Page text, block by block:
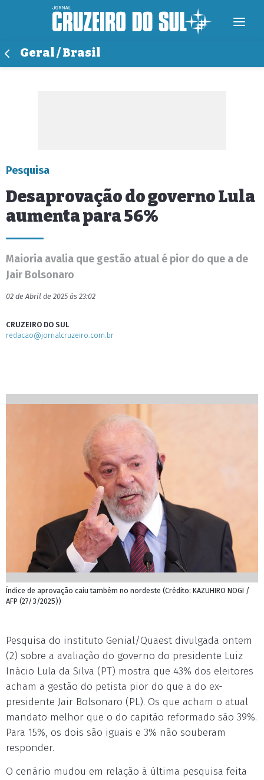
Geral / Brasil
Pesquisa
Desaprovação do governo Lula
aumenta para 56%
Maioria avalia que gestão atual é pior do que a de
Jair Bolsonaro
02 de Abril de 2025 às 23:02
CRUZEIRO DO SUL
redacao@jornalcruzeiro.com.br
Índice de aprovação caiu também no nordeste (Crédito: KAZUHIRO NOGI /
AFP (27/3/2025))
Pesquisa do instituto Genial/Quaest divulgada ontem
(2) sobre a avaliação do governo do presidente Luiz
Inácio Lula da Silva (PT) mostra que 43% dos eleitores
acham a gestão do petista pior do que a do ex-
presidente Jair Bolsonaro (PL). Os que acham o atual
mandato melhor que o do capitão reformado são 39%.
Para 15%, os dois são iguais e 3% não souberam
responder.
O cenário mudou em relação à última pesquisa feita